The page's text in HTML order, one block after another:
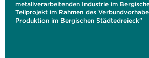
metallverarbeitenden Industrie im
Teilprojekt im Rahmen des
Produktion im Bergischen Städtedreieck"